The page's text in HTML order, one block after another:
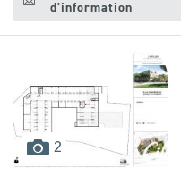
d'information
2 images
disponibles